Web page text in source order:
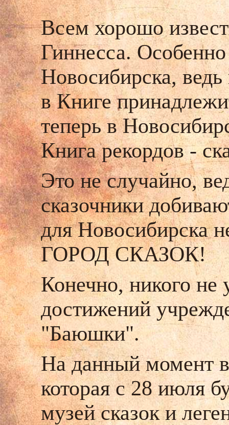
Всем хорошо
Гиннесса.
Новосибирска, ведь
в Книге
теперь в
Книга рекордов -
Это не случайно,
сказочники
для Новосибирска
ГОРОД СКАЗОК!
Конечно, никого не
достижений
"Баюшки".
На данный момент
которая с 28 июля
музей сказок и